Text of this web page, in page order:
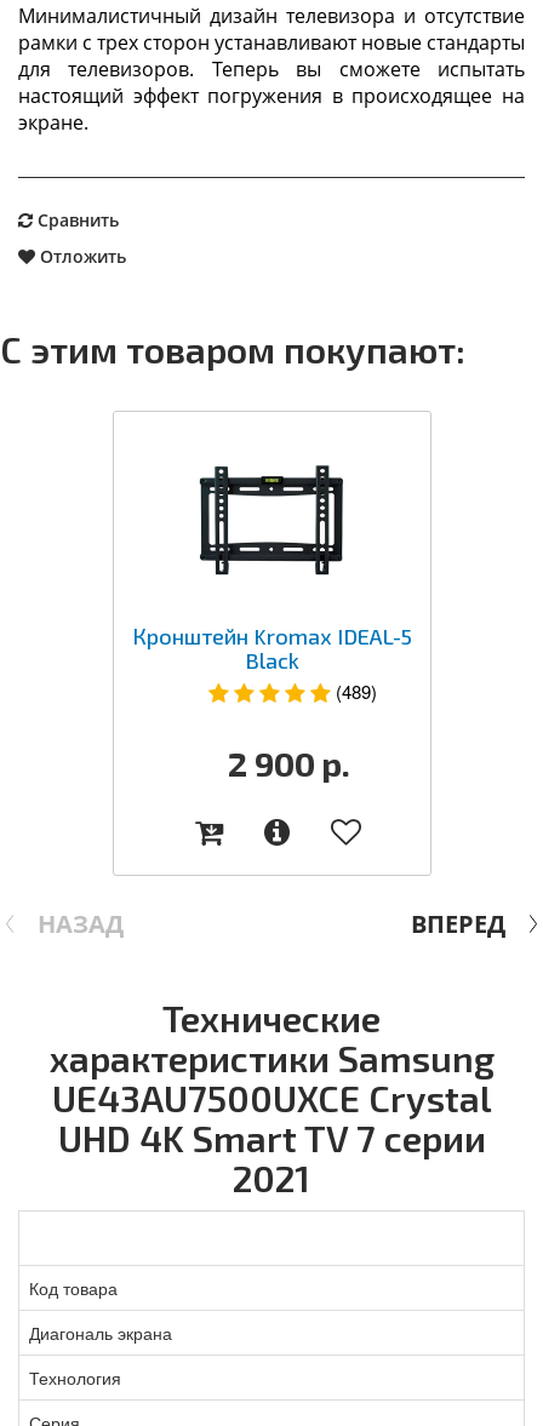
Минималистичный дизайн телевизора и отсутствие
рамки с трех сторон устанавливают новые стандарты
для телевизоров. Теперь вы сможете испытать
настоящий эффект погружения в происходящее на
экране.
Сравнить
Отложить
С этим товаром покупают:
НАЗАД
Кронштейн Kromax IDEAL-5
Black
(489)
2 900 р.
ВПЕРЕД
Технические
характеристики Samsung
UE43AU7500UXCE Crystal
UHD 4K Smart TV 7 серии
2021
Код товара
Диагональ экрана
Технология